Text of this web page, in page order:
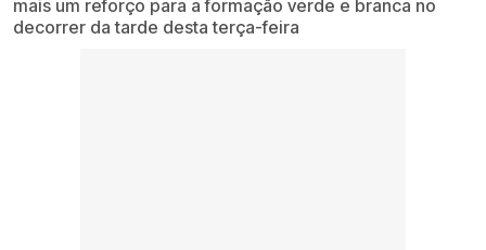
mais um reforço para a formação verde e branca no
decorrer da tarde desta terça-feira